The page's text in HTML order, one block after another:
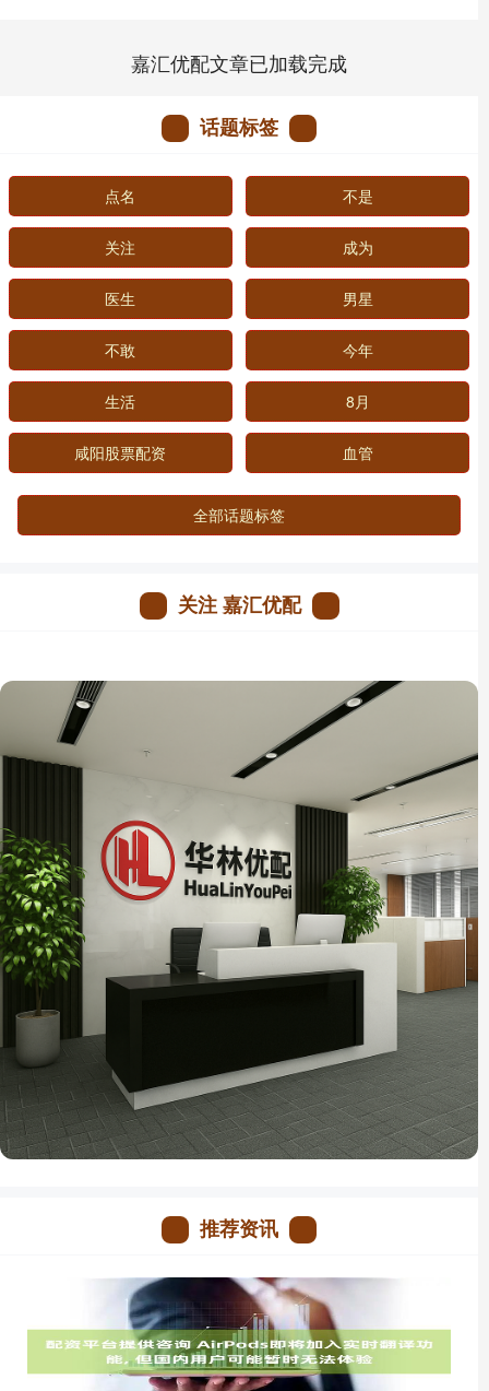
嘉汇优配文章已加载完成
话题标签
点名 不是
关注 成为
医生 男星
不敢 今年
生活 8月
咸阳股票配资 血管
全部话题标签
关注 嘉汇优配
推荐资讯